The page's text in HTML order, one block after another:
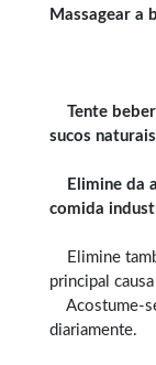
Massagear a
Tente beber
sucos
Elimine da
comida
Elimine
principal
Acostume-
diariamente.